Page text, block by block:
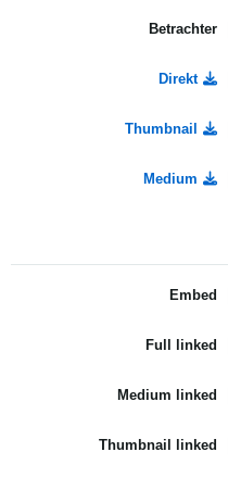
Betrachter
Direkt
Thumbnail
Medium
Embed
Full linked
Medium linked
Thumbnail linked